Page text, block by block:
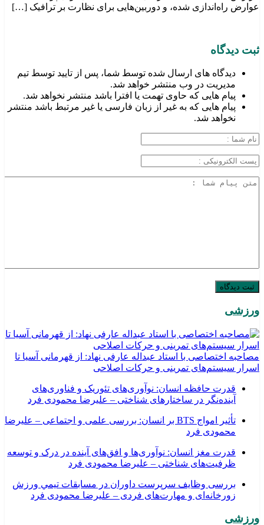
عوارض راه‌اندازی شده، و دوربین‌هایی برای نظارت بر ترافیک […]
ثبت دیدگاه
دیدگاه های ارسال شده توسط شما، پس از تایید توسط تیم
مدیریت در وب منتشر خواهد شد.
پیام هایی که حاوی تهمت یا افترا باشد منتشر نخواهد شد.
پیام هایی که به غیر از زبان فارسی یا غیر مرتبط باشد منتشر
نخواهد شد.
ورزشی
مصاحبه اختصاصی با استاد عبداله عارفی نهاد: از قهرمانی آسیا تا
اسرار سیستم‌های تمرینی و حرکات اصلاحی
قدرت حافظه انسان: نوآوری‌های تئوریک و فناوری‌های
آینده‌نگر در ساختارهای شناختی – علیرضا محمودی فرد
تأثیر امواج BTS بر انسان: بررسی علمی و اجتماعی – علیرضا
محمودی فرد
قدرت مغز انسان: نوآوری‌ها و افق‌های آینده در درک و توسعه
ظرفیت‌های شناختی – علیرضا محمودی فرد
بررسی وظايف سرپرست داوران در مسابقات تیمي ورزش
زورخانه‌ای و مهارت‌های فردی – علیرضا محمودی فرد
ورزشی